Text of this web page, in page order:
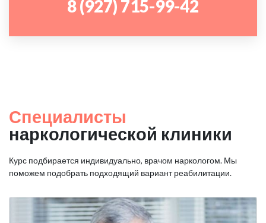
8 (927) 715-99-42
Специалисты
наркологической клиники
Курс подбирается индивидуально, врачом наркологом. Мы
поможем подобрать подходящий вариант реабилитации.